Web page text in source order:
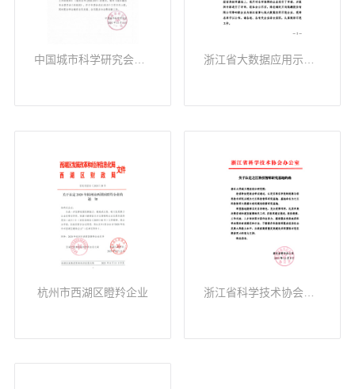
杭州市西湖区瞪羚企业